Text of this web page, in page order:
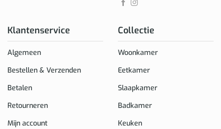
Klantenservice
Algemeen
Bestellen & Verzenden
Betalen
Retourneren
Mijn account
Collectie
Woonkamer
Eetkamer
Slaapkamer
Badkamer
Keuken